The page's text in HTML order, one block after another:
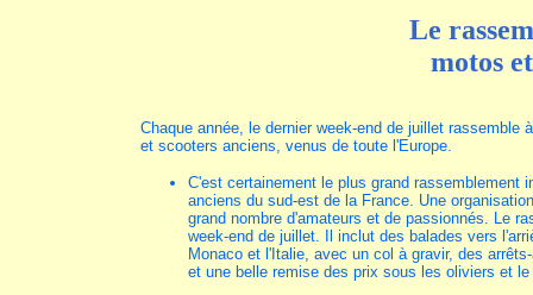
Le
motos
Chaque année, le dernier week-end de juillet rassemble
et scooters anciens, venus de toute l'Europe.
C'est certainement le plus grand rassemblement
anciens du sud-est de la France. Une
grand nombre d'amateurs et de passionnés. Le
week-end de juillet. Il inclut des balades vers
Monaco et l'Italie, avec un col à gravir, des
et une belle remise des prix sous les oliviers et